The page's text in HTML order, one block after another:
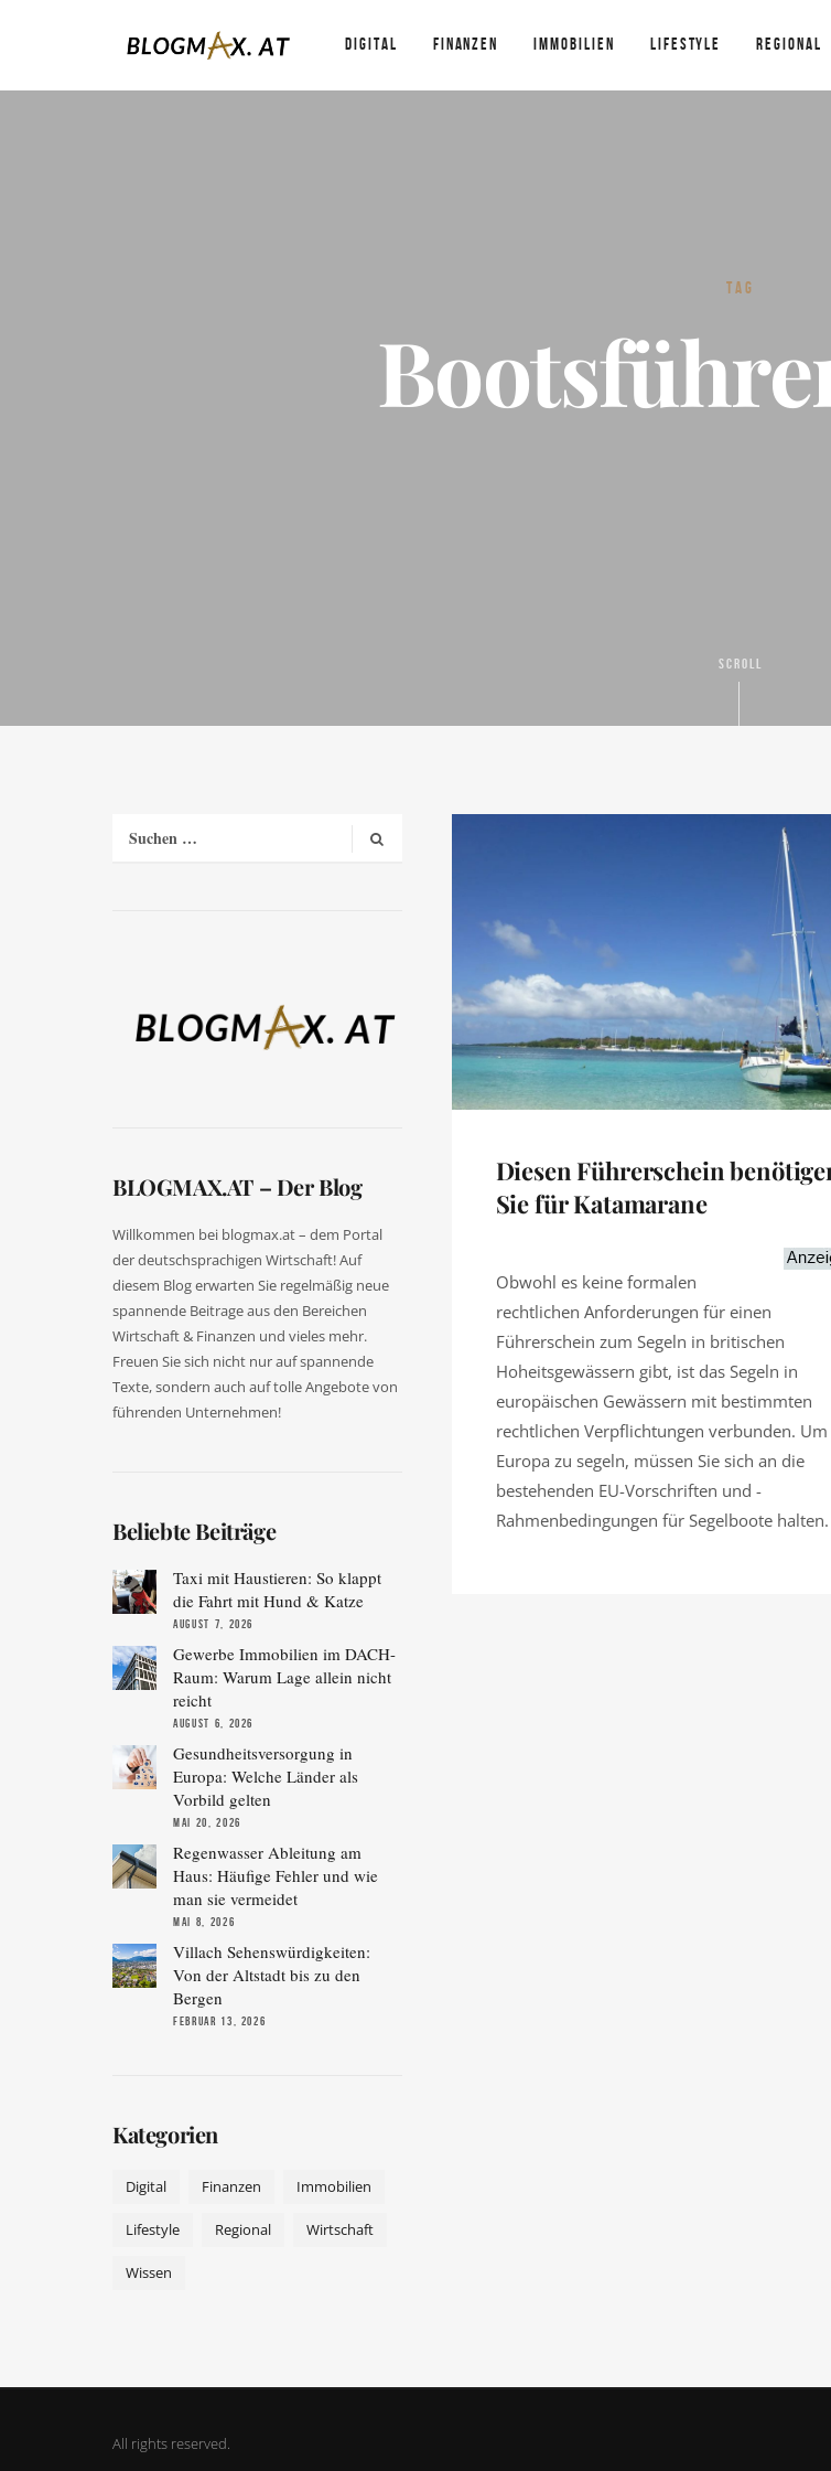
DIGITAL FINANZEN IMMOBILIEN LIFESTYLE REGIONAL
TAG
SCROLL
BLOGMAX.AT – Der Blog
Willkommen bei blogmax.at – dem Portal
der deutschsprachigen Wirtschaft! Auf
diesem Blog erwarten Sie regelmäßig neue
spannende Beitrage aus den Bereichen
Wirtschaft & Finanzen und vieles mehr.
Freuen Sie sich nicht nur auf spannende
Texte, sondern auch auf tolle Angebote von
führenden Unternehmen!
Beliebte Beiträge
Taxi mit Haustieren: So klappt
die Fahrt mit Hund & Katze
AUGUST 7, 2026
Gewerbe Immobilien im DACH-
Raum: Warum Lage allein nicht
reicht
AUGUST 6, 2026
Gesundheitsversorgung in
Europa: Welche Länder als
Vorbild gelten
MAI 20, 2026
Regenwasser Ableitung am
Haus: Häufige Fehler und wie
man sie vermeidet
MAI 8, 2026
Villach Sehenswürdigkeiten:
Von der Altstadt bis zu den
Bergen
FEBRUAR 13, 2026
Kategorien
Digital Finanzen Immobilien
Lifestyle Regional Wirtschaft
Wissen
Diesen Führerschein
Sie für Katamarane
Obwohl es keine formalen
rechtlichen Anforderungen für einen
Führerschein zum Segeln in britischen
Hoheitsgewässern gibt, ist das Segeln in
europäischen Gewässern mit bestimmten
rechtlichen Verpflichtungen verbunden. Um
Europa zu segeln, müssen Sie sich an die
bestehenden EU-Vorschriften und -
Rahmenbedingungen für Segelboote halten.
All rights reserved.